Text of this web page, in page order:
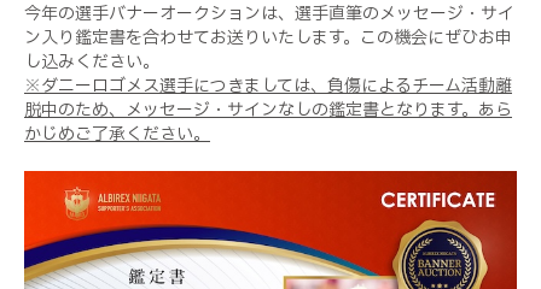
今年の選手バナーオークションは、選手直筆のメッセージ・サイ
ン入り鑑定書を合わせてお送りいたします。この機会にぜひお申
し込みください。
※ダニーロゴメス選手につきましては、負傷によるチーム活動離
脱中のため、メッセージ・サインなしの鑑定書となります。あら
かじめご了承ください。